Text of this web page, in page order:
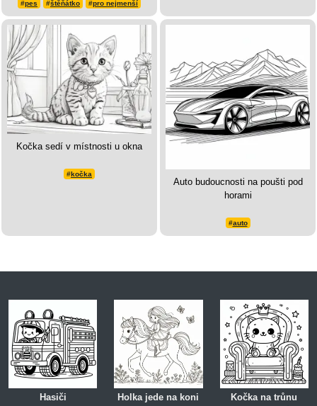
#pes #štěňátko #pro nejmenší
Kočka sedí v místnosti u okna
#kočka
Auto budoucnosti na poušti pod
horami
#auto
Hasiči Holka jede na koni Kočka na trůnu